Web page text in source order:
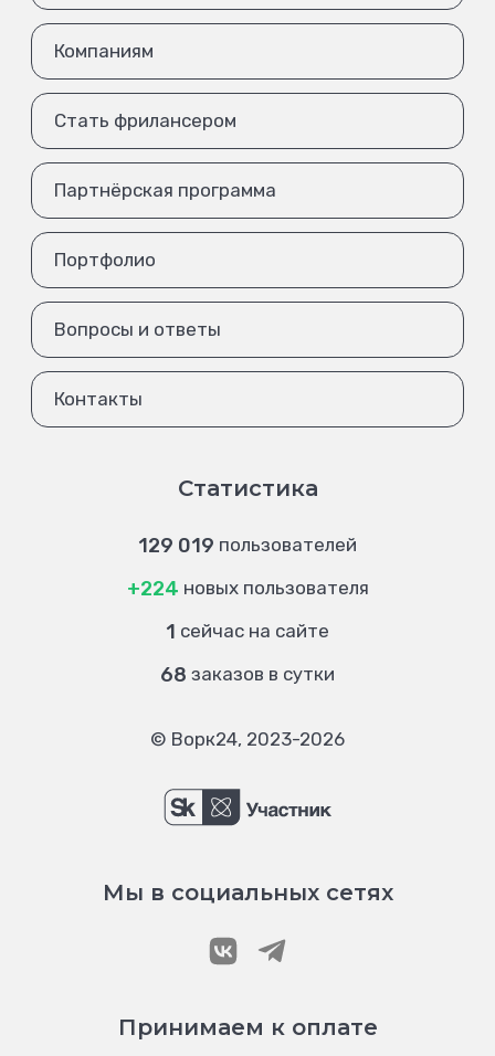
Компаниям
Стать фрилансером
Партнёрская программа
Портфолио
Вопросы и ответы
Контакты
Статистика
129 019 пользователей
+224 новых пользователя
1 сейчас на сайте
68 заказов в сутки
© Ворк24, 2023-2026
Мы в социальных сетях
Принимаем к оплате